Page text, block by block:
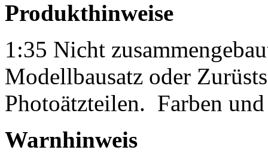
Produkthinweise
1:35 Nicht
Modellbausatz oder
Photoätzteilen. Farben
Warnhinweis